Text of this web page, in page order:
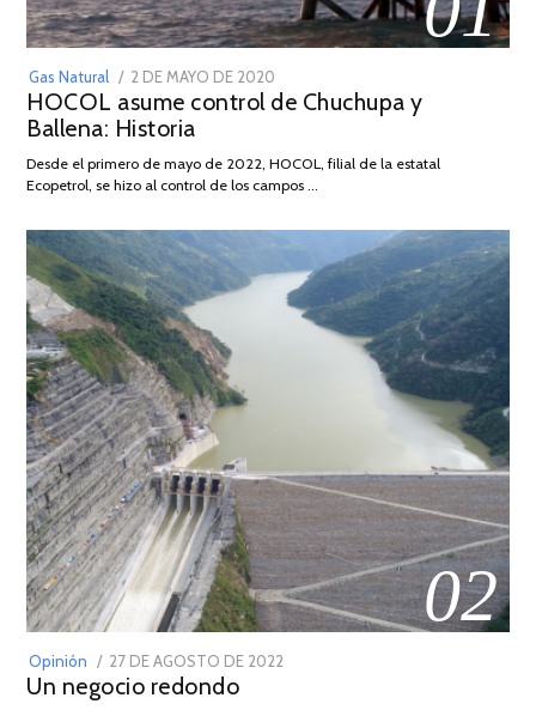
Gas Natural
POSTED
ON
2 DE MAYO DE 2020
DE
2026
HOCOL asume control de Chuchupa y
Ballena: Historia
Desde el primero de mayo de 2022, HOCOL, filial de la estatal
Ecopetrol, se hizo al control de los campos …
02
Opinión
POSTED
ON
27 DE AGOSTO DE 2022
Un negocio redondo